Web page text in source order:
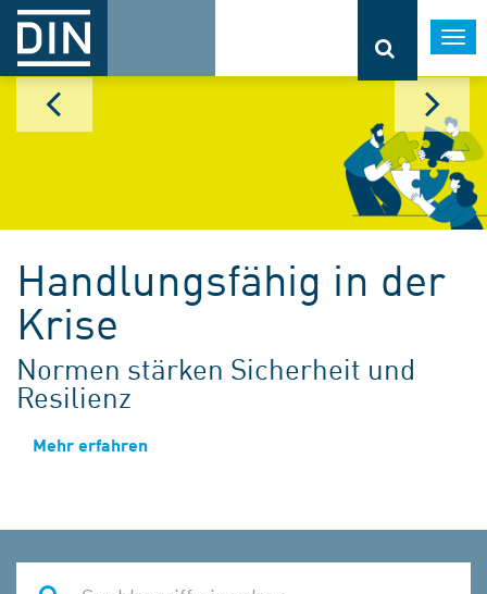
Handlungsfähig in der
Krise
Normen stärken Sicherheit und
Resilienz
Mehr erfahren